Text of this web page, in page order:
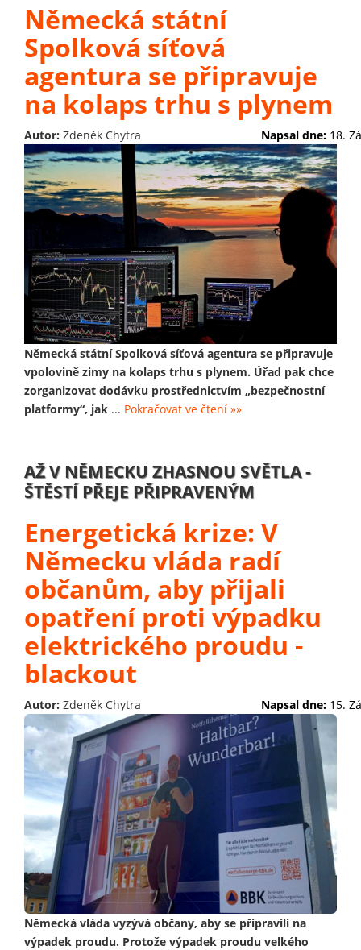
Německá státní
Spolková síťová
agentura se připravuje
na kolaps trhu s plynem
Autor: Zdeněk Chytra Napsal dne: 18.
Německá státní Spolková síťová agentura se připravuje
vpolovině zimy na kolaps trhu s plynem. Úřad pak chce
zorganizovat dodávku prostřednictvím „bezpečnostní
platformy“, jak ... Pokračovat ve čtení »»
AŽ V NĚMECKU ZHASNOU SVĚTLA -
ŠTĚSTÍ PŘEJE PŘIPRAVENÝM
Energetická krize: V
Německu vláda radí
občanům, aby přijali
opatření proti výpadku
elektrického proudu -
blackout
Autor: Zdeněk Chytra Napsal dne: 15.
Německá vláda vyzývá občany, aby se připravili na
výpadek proudu. Protože výpadek proudu velkého